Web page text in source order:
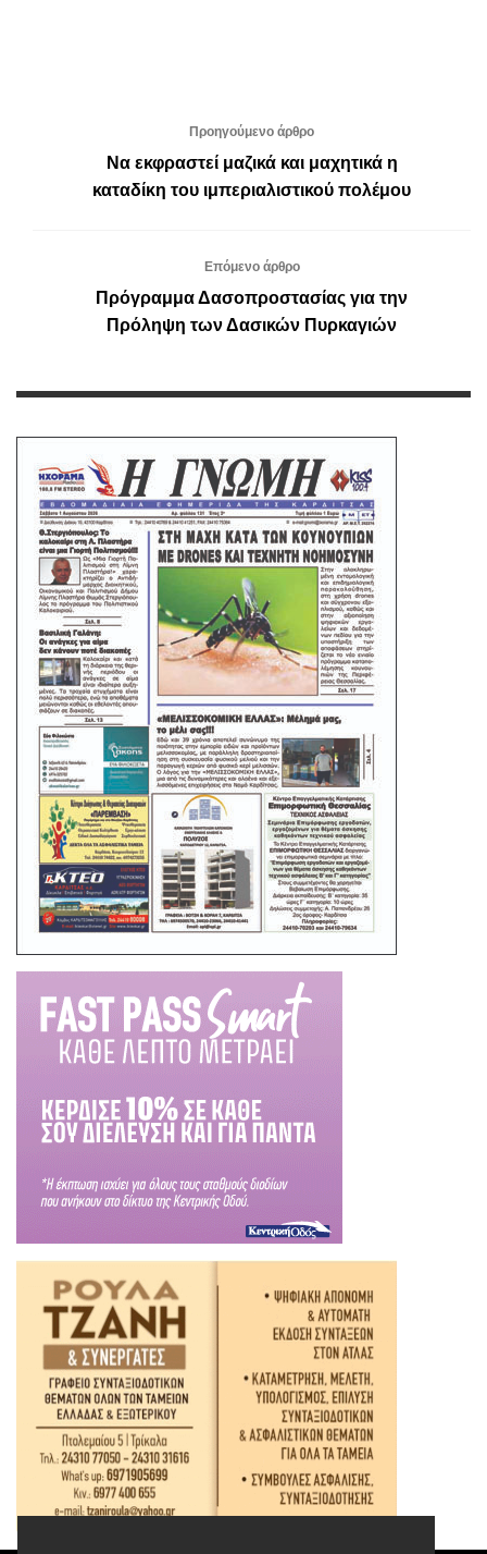
Προηγούμενο άρθρο
Nα εκφραστεί μαζικά και μαχητικά η
καταδίκη του ιμπεριαλιστικού πολέμου
Επόμενο άρθρο
Πρόγραμμα Δασοπροστασίας για την
Πρόληψη των Δασικών Πυρκαγιών